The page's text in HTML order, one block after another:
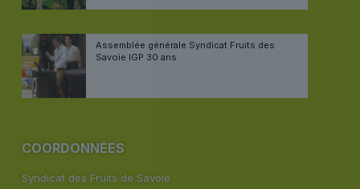
Assemblée générale Syndicat Fruits des
Savoie IGP 30 ans
COORDONNÉES
Syndicat des Fruits de Savoie